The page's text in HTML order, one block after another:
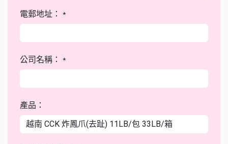
電郵地址： *
公司名稱： *
產品：